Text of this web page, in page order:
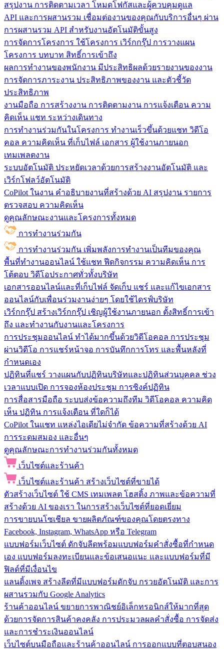
สรุปงาน การติดตามเวลา โหมดโฟกัสและผู้ควบคุมดูแล
API และการผสานรวม เชื่อมต่องานของคุณกับบริการอื่นๆ ผ่าน
การผสานรวม API สำหรับงานอัตโนมัติขั้นสูง
การจัดการโครงการ ใช้โครงการ เวิร์กกรุ๊ป การวางแผน
โครงการ บทบาท สิทธิ์การเข้าถึง
ผลการทำงานของพนักงาน มีประสิทธิผลด้วยรายงานของงาน
การจัดการภาระงาน ประสิทธิภาพของงาน และตัวชี้วัด
ประสิทธิภาพ
งานมือถือ การสร้างงาน การติดตามงาน การแจ้งเตือน ความ
คิดเห็น แชท ระหว่างเดินทาง
การทำงานร่วมกันในโครงการ ทํางานเร็วขึ้นด้วยแชท วิดีโอ
คอล ความคิดเห็น ที่เก็บไฟล์ เอกสาร ผู้ใช้งานภายนอก
เทมเพลตงาน
ระบบอัตโนมัติ ประหยัดเวลาด้วยการสร้างงานอัตโนมัติ และ
เวิร์กโฟลว์อัตโนมัติ
CoPilot ในงาน คำอธิบายงานที่สร้างด้วย AI สรุปงาน รายการ
ตรวจสอบ ความคิดเห็น
ดูคุณลักษณะงานและโครงการทั้งหมด
การทำงานร่วมกัน
การทำงานร่วมกัน เพิ่มพลังการทำงานเป็นทีมของคุณ
พื้นที่ทำงานออนไลน์ ใช้แชท ฟีดกิจกรรม ความคิดเห็น การ
โต้ตอบ วิดีโอประกาศทั่วทั้งบริษัท
เอกสารออนไลน์และที่เก็บไฟล์ จัดเก็บ แชร์ และแก้ไขเอกสาร
ออนไลน์กับเพื่อนร่วมงานง่ายๆ โดยใช้ไดรฟ์บริษัท
เวิร์กกรุ๊ป สร้างเวิร์กกรุ๊ป เชิญผู้ใช้งานภายนอก ตั้งสิทธิ์การเข้า
ถึง และทำงานกับงานและโครงการ
การประชุมออนไลน์ ทำได้มากขึ้นด้วยวิดีโอคอล การประชุม
ผ่านวิดีโอ การแชร์หน้าจอ การบันทึกการโทร และพื้นหลังที่
กำหนดเอง
ปฏิทินที่แชร์ วางแผนกับปฏิทินบริษัทและปฏิทินส่วนบุคคล ช่วง
เวลาแบบเปิด การจองห้องประชุม การซิงค์ปฏิทิน
การสื่อสารมือถือ ระบบส่งข้อความถึงทีม วิดีโอคอล ความคิด
เห็น ปฏิทิน การแจ้งเตือน ที่ใดก็ได้
CoPilot ในแชท แหล่งไอเดียไม่จำกัด ข้อความที่สร้างด้วย AI
การระดมสมอง และอื่นๆ
ดูคุณลักษณะการทำงานร่วมกันทั้งหมด
เว็บไซต์และร้านค้า
เว็บไซต์และร้านค้า สร้างเว็บไซต์ที่ขายได้
ตัวสร้างเว็บไซต์ ใช้ CMS เทมเพลต โฮสติ้ง ภาพและข้อความที่
สร้างด้วย AI ของเรา ในการสร้างเว็บไซต์ที่ยอดเยี่ยม
การขายบนโซเชียล ขายผลิตภัณฑ์ของคุณโดยตรงทาง
Facebook, Instagram, WhatsApp หรือ Telegram
แบบฟอร์มเว็บไซต์ ดักจับลีดพร้อมแบบฟอร์มคำสั่งซื้อที่กำหนด
เอง แบบฟอร์มลงทะเบียนและข้อเสนอแนะ และแบบฟอร์มที่มี
ฟิลด์ที่มีเงื่อนไข
แลนดิ้งเพจ สร้างลีดที่มีแบบฟอร์มดักจับ กรวยอัตโนมัติ และการ
ผสานรวมกับ Google Analytics
ร้านค้าออนไลน์ ขยายการพาณิชย์อิเล็กทรอนิกส์ให้มากที่สุด
ด้วยการจัดการสินค้าคงคลัง การประมวลผลคำสั่งซื้อ การจัดส่ง
และการชำระเงินออนไลน์
เว็บไซต์บนมือถือและร้านค้าออนไลน์ การออกแบบที่ตอบสนอง